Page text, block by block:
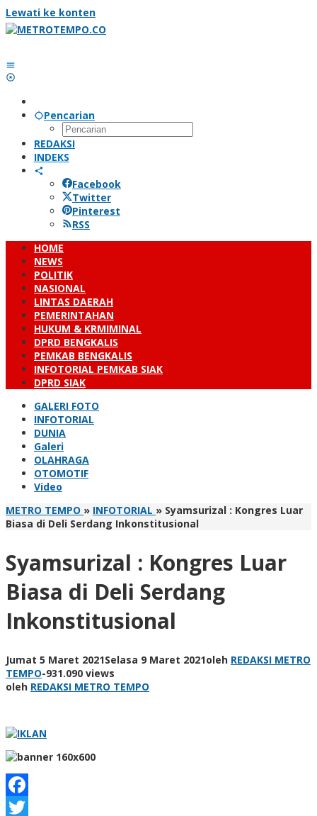
Lewati ke konten
Pencarian
REDAKSI
INDEKS
Facebook
Twitter
Pinterest
RSS
HOME
NEWS
POLITIK
NASIONAL
LINTAS DAERAH
PEMERINTAHAN
HUKUM & KRMIMINAL
DPRD BENGKALIS
PEMKAB BENGKALIS
INFOTORIAL PEMKAB SIAK
DPRD SIAK
GALERI FOTO
INFOTORIAL
DUNIA
Galeri
OLAHRAGA
OTOMOTIF
Video
METRO TEMPO » INFOTORIAL » Syamsurizal : Kongres Luar
Biasa di Deli Serdang Inkonstitusional
Syamsurizal : Kongres Luar
Biasa di Deli Serdang
Inkonstitusional
Jumat 5 Maret 2021Selasa 9 Maret 2021oleh REDAKSI METRO
TEMPO-931.090 views
oleh REDAKSI METRO TEMPO
Facebook